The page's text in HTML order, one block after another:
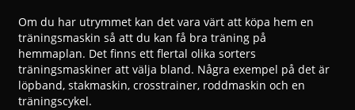
Om du har utrymmet kan det vara värt att köpa hem en
träningsmaskin så att du kan få bra träning på
hemmaplan. Det finns ett flertal olika sorters
träningsmaskiner att välja bland. Några exempel på det är
löpband, stakmaskin, crosstrainer, roddmaskin och en
träningscykel.